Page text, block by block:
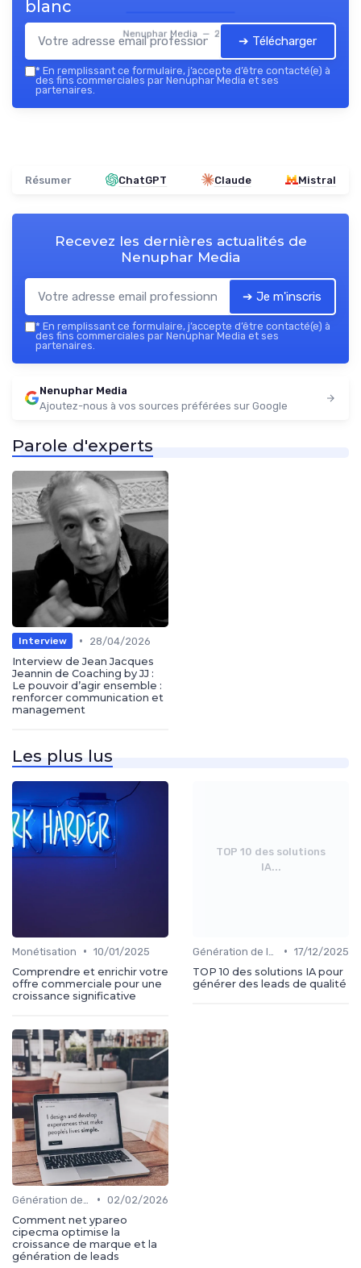
Nenuphar Media — 2026
blanc
➔ Télécharger
* En remplissant ce formulaire, j’accepte d’être contacté(e) à
des fins commerciales par Nenuphar Media et ses
partenaires.
Résumer ChatGPT Claude Mistral
Recevez les dernières actualités de
Nenuphar Media
➔ Je m'inscris
* En remplissant ce formulaire, j’accepte d’être contacté(e) à
des fins commerciales par Nenuphar Media et ses
partenaires.
Nenuphar Media
Ajoutez-nous à vos sources préférées sur Google
Parole d'experts
Interview •
28/04/2026
Interview de Jean Jacques
Jeannin de Coaching by JJ :
Le pouvoir d’agir ensemble :
renforcer communication et
management
Les plus lus
Monétisation • 10/01/2025
Comprendre et enrichir votre
offre commerciale pour une
croissance significative
TOP 10 des solutions
IA...
• 17/12/2025
TOP 10 des solutions IA pour
générer des leads de qualité
• 02/02/2026
Comment net ypareo
cipecma optimise la
croissance de marque et la
génération de leads